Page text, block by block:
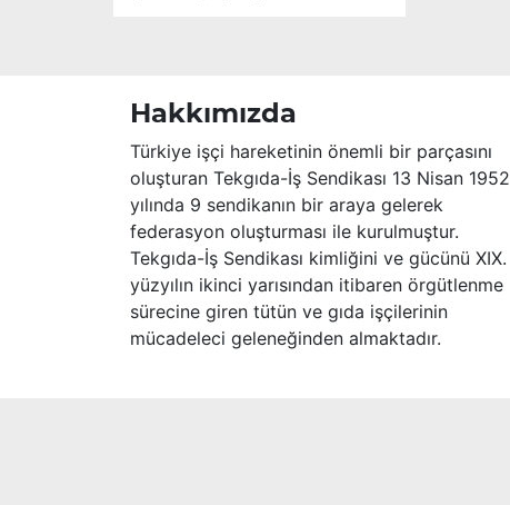
Hakkımızda
Türkiye işçi hareketinin önemli bir parçasını
oluşturan Tekgıda-İş Sendikası 13 Nisan 1952
yılında 9 sendikanın bir araya gelerek
federasyon oluşturması ile kurulmuştur.
Tekgıda-İş Sendikası kimliğini ve gücünü XIX.
yüzyılın ikinci yarısından itibaren örgütlenme
sürecine giren tütün ve gıda işçilerinin
mücadeleci geleneğinden almaktadır.